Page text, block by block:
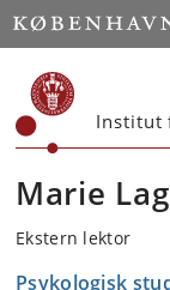
Start
Institut
Marie
Ekstern lektor
Psykologisk